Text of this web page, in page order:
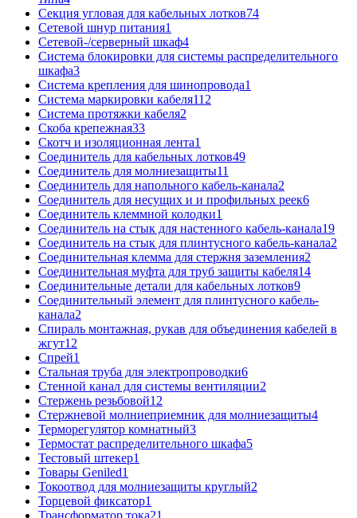
Секция угловая для кабельных лотков74
Сетевой шнур питания1
Сетевой-/серверный шкаф4
Система блокировки для системы распределительного
шкафа3
Система крепления для шинопровода1
Система маркировки кабеля112
Система протяжки кабеля2
Скоба крепежная33
Скотч и изоляционная лента1
Соединитель для кабельных лотков49
Соединитель для молниезащиты11
Соединитель для напольного кабель-канала2
Соединитель для несущих и и профильных реек6
Соединитель клеммной колодки1
Соединитель на стык для настенного кабель-канала19
Соединитель на стык для плинтусного кабель-канала2
Соединительная клемма для стержня заземления2
Соединительная муфта для труб защиты кабеля14
Соединительные детали для кабельных лотков9
Соединительный элемент для плинтусного кабель-
канала2
Спираль монтажная, рукав для объединения кабелей в
жгут12
Спрей1
Стальная труба для электропроводки6
Стенной канал для системы вентиляции2
Стержень резьбовой12
Стержневой молниеприемник для молниезащиты4
Терморегулятор комнатный3
Термостат распределительного шкафа5
Тестовый штекер1
Товары Geniled1
Токоотвод для молниезащиты круглый2
Торцевой фиксатор1
Трансформатор тока21